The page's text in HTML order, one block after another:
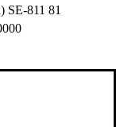
811 81